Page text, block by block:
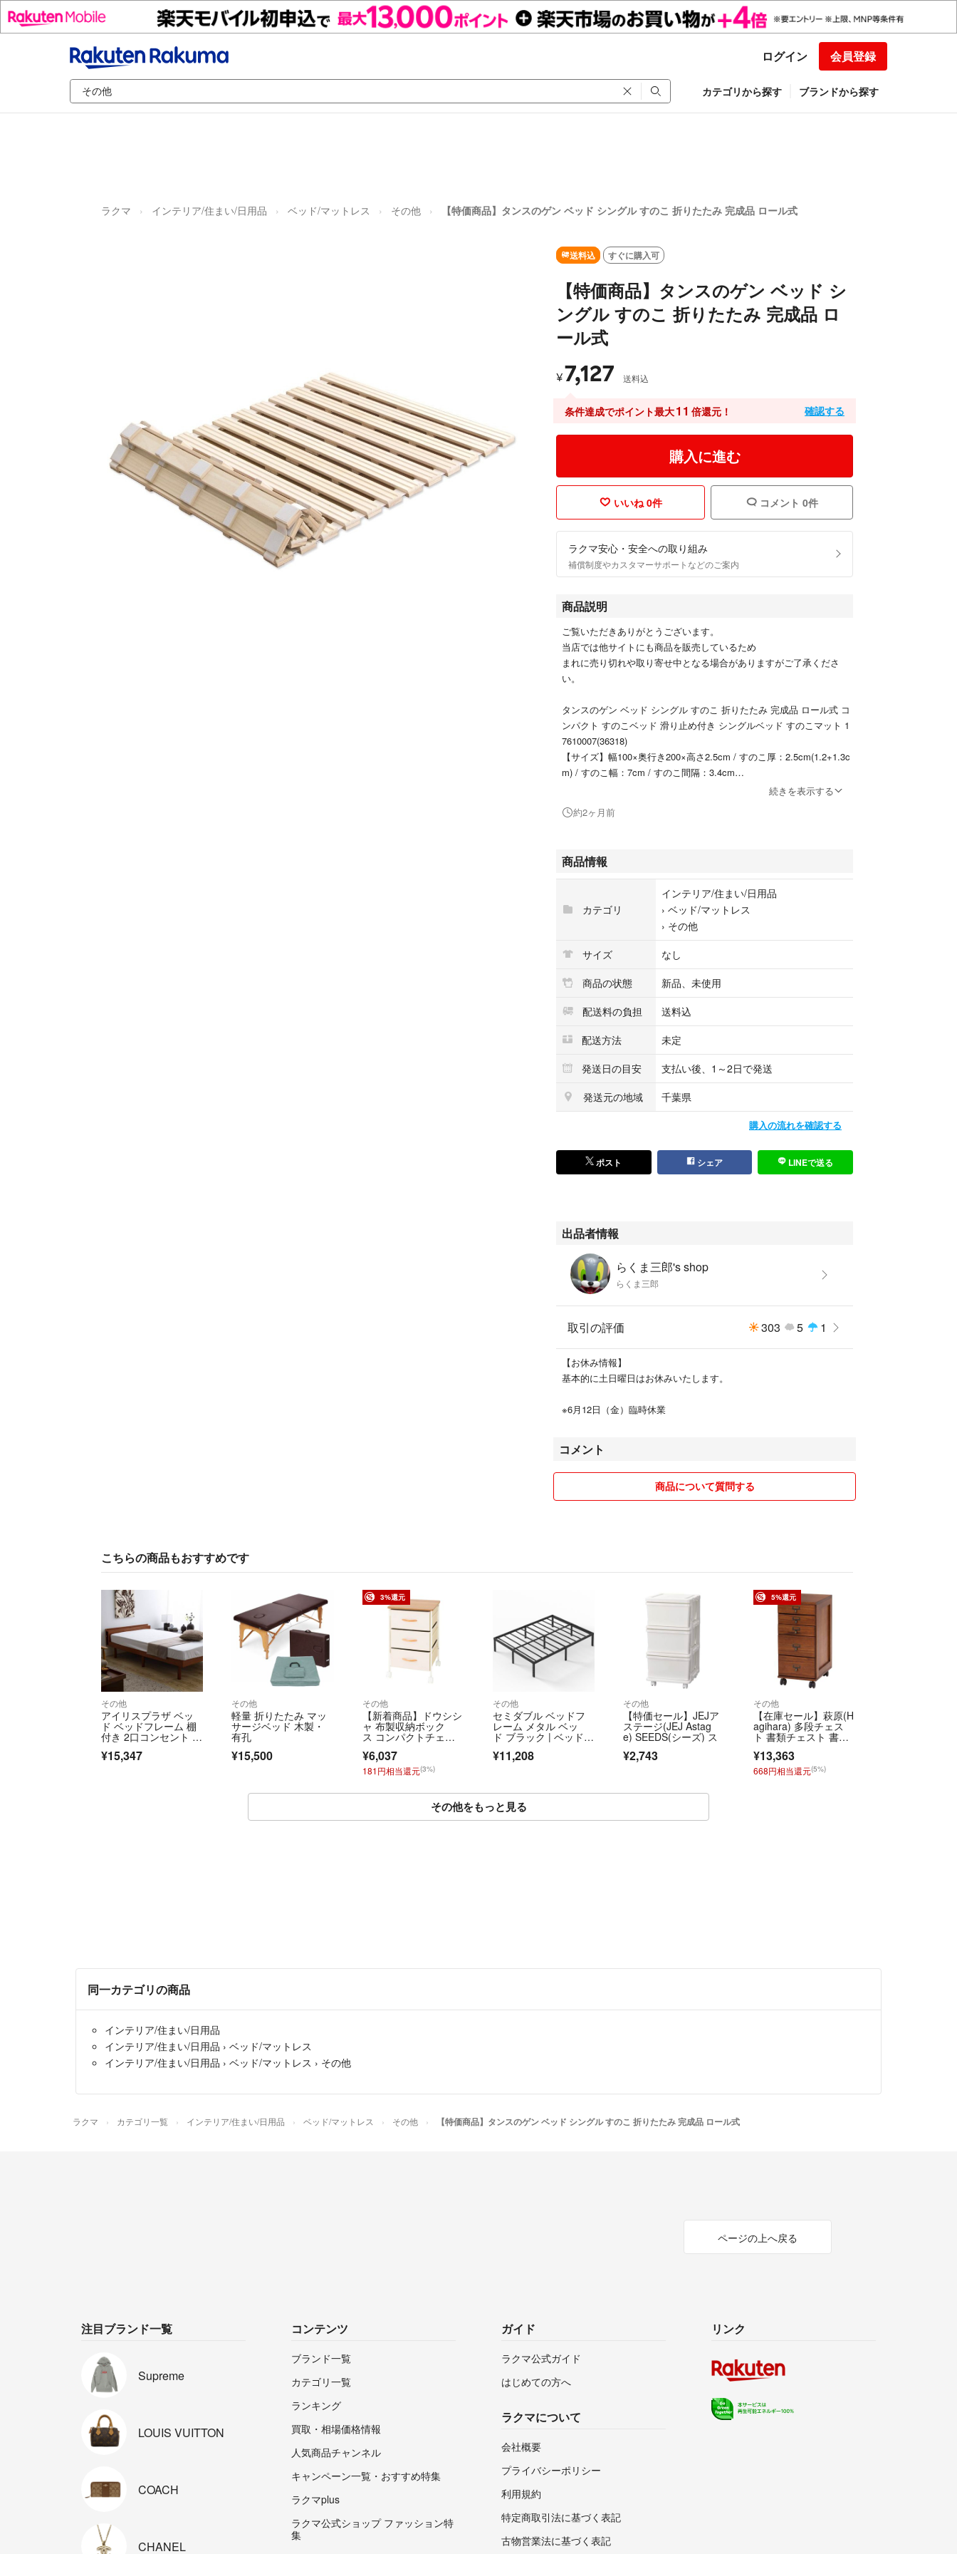
ログイン 会員登録
カテゴリから探す ブランドから探す
ラクマ インテリア/住まい/日用品 ベッド/マットレス その他 【特価商品】タンスのゲン ベッド シングル すのこ 折りたたみ 完成品 ロール式
送料込 すぐに購入可
【特価商品】タンスのゲン ベッド シ
ングル すのこ 折りたたみ 完成品 ロ
ール式
¥7,127 送料込
条件達成でポイント最大11 倍還元！ 確認する
購入に進む
いいね 0件 コメント 0件
ラクマ安心・安全への取り組み
補償制度やカスタマーサポートなどのご案内
商品説明
ご覧いただきありがとうございます。
当店では他サイトにも商品を販売しているため
まれに売り切れや取り寄せ中となる場合がありますがご了承くださ
い。
タンスのゲン ベッド シングル すのこ 折りたたみ 完成品 ロール式 コ
ンパクト すのこベッド 滑り止め付き シングルベッド すのこマット 1
7610007(36318)
【サイズ】幅100×奥行き200×高さ2.5cm / すのこ厚：2.5cm(1.2+1.3c
m) / すのこ幅：7cm / すのこ間隔：3.4cm
【梱包サイズ】12×37×102cm 【生産国】中国(ISO9001認定工場で生
がありますので、ご注意ください。
【ご使用上の注意】 ※すのこの上に立つ場合はさん木の上に足をかけ
るなど強度の弱い部分に体重がかからないようにご注意ください。 ※
飛び跳ねたり、一点に荷重をかけたりすると割れる恐れがありま
す。 ※固綿入りの厚手の敷布団や、マットレスでの使用を奨励してい
ます。 ※1カ所に力が加わるようなご使用で破損した場合、取扱い説明
書の注意をお守り頂いていない場合などは、返品・交換の対象外とな
りますので、予めご了承ください。
fbbeB00HJ1QPAWa56f
最後までご確認頂き誠にありがとうございました。
上記をご確認頂き、ご購入いただけましたら幸いです。
何かご不明な点がございましたらお気軽にメッセージからお問い合わ
せ下さい。
続きを表示する
約2ヶ月前
商品情報
カテゴリ
インテリア/住まい/日用品
› ベッド/マットレス
› その他
サイズ
なし
商品の状態
新品、未使用
配送料の負担
送料込
配送方法
未定
発送日の目安
支払い後、1～2日で発送
発送元の地域
千葉県
購入の流れを確認する
ポスト シェア LINEで送る
出品者情報
らくま三郎's shop
らくま三郎
取引の評価 303 5 1
【お休み情報】
基本的に土日曜日はお休みいたします。
※6月12日（金）臨時休業
コメント
商品について質問する
こちらの商品もおすすめです
その他
アイリスプラザ ベッ
ド ベッドフレーム 棚
付き 2口コンセント ブ
ックシェルフ付
¥15,347
その他
軽量 折りたたみ マッ
サージベッド 木製・
有孔
¥15,500
3%還元
その他
【新着商品】ドウシシ
ャ 布製収納ボック
ス コンパクトチェス
ト 幅40 3段 白
¥6,037
181円相当還元(3%)
その他
セミダブル ベッドフ
レーム メタル ベッ
ド ブラック | ベッド下
収納, 通気性
¥11,208
その他
【特価セール】JEJア
ステージ(JEJ Astag
e) SEEDS(シーズ) ス
¥2,743
5%還元
その他
【在庫セール】萩原(H
agihara) 多段チェス
ト 書類チェスト 書
類 棚 A
¥13,363
668円相当還元(5%)
その他をもっと見る
同一カテゴリの商品
インテリア/住まい/日用品
インテリア/住まい/日用品 › ベッド/マットレス
インテリア/住まい/日用品 › ベッド/マットレス › その他
ラクマ カテゴリ一覧 インテリア/住まい/日用品 ベッド/マットレス その他 【特価商品】タンスのゲン ベッド シングル すのこ 折りたたみ 完成品 ロール式
ページの上へ戻る
注目ブランド一覧
Supreme
LOUIS VUITTON
COACH
CHANEL
コンテンツ
ブランド一覧
カテゴリ一覧
ランキング
買取・相場価格情報
人気商品チャンネル
キャンペーン一覧・おすすめ特集
ラクマplus
ラクマ公式ショップ ファッション特
集
ガイド
ラクマ公式ガイド
はじめての方へ
ラクマについて
会社概要
プライバシーポリシー
利用規約
特定商取引法に基づく表記
古物営業法に基づく表記
リンク